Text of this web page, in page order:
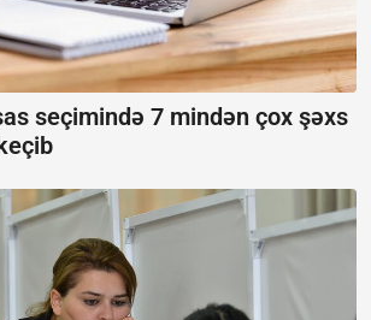
seçimində 7 mindən çox şəxs